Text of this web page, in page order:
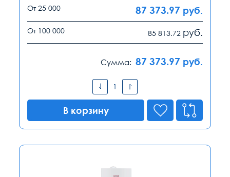
От 25 000 87 373.97 руб.
От 100 000 85 813.72 руб.
Сумма: 87 373.97 руб.
В корзину